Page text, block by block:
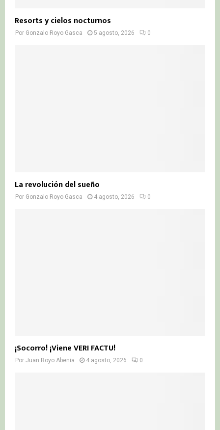
Resorts y cielos nocturnos
Por Gonzalo Royo Gasca 5 agosto, 2026 0
La revolución del sueño
Por Gonzalo Royo Gasca 4 agosto, 2026 0
¡Socorro! ¡Viene VERI FACTU!
Por Juan Royo Abenia 4 agosto, 2026 0